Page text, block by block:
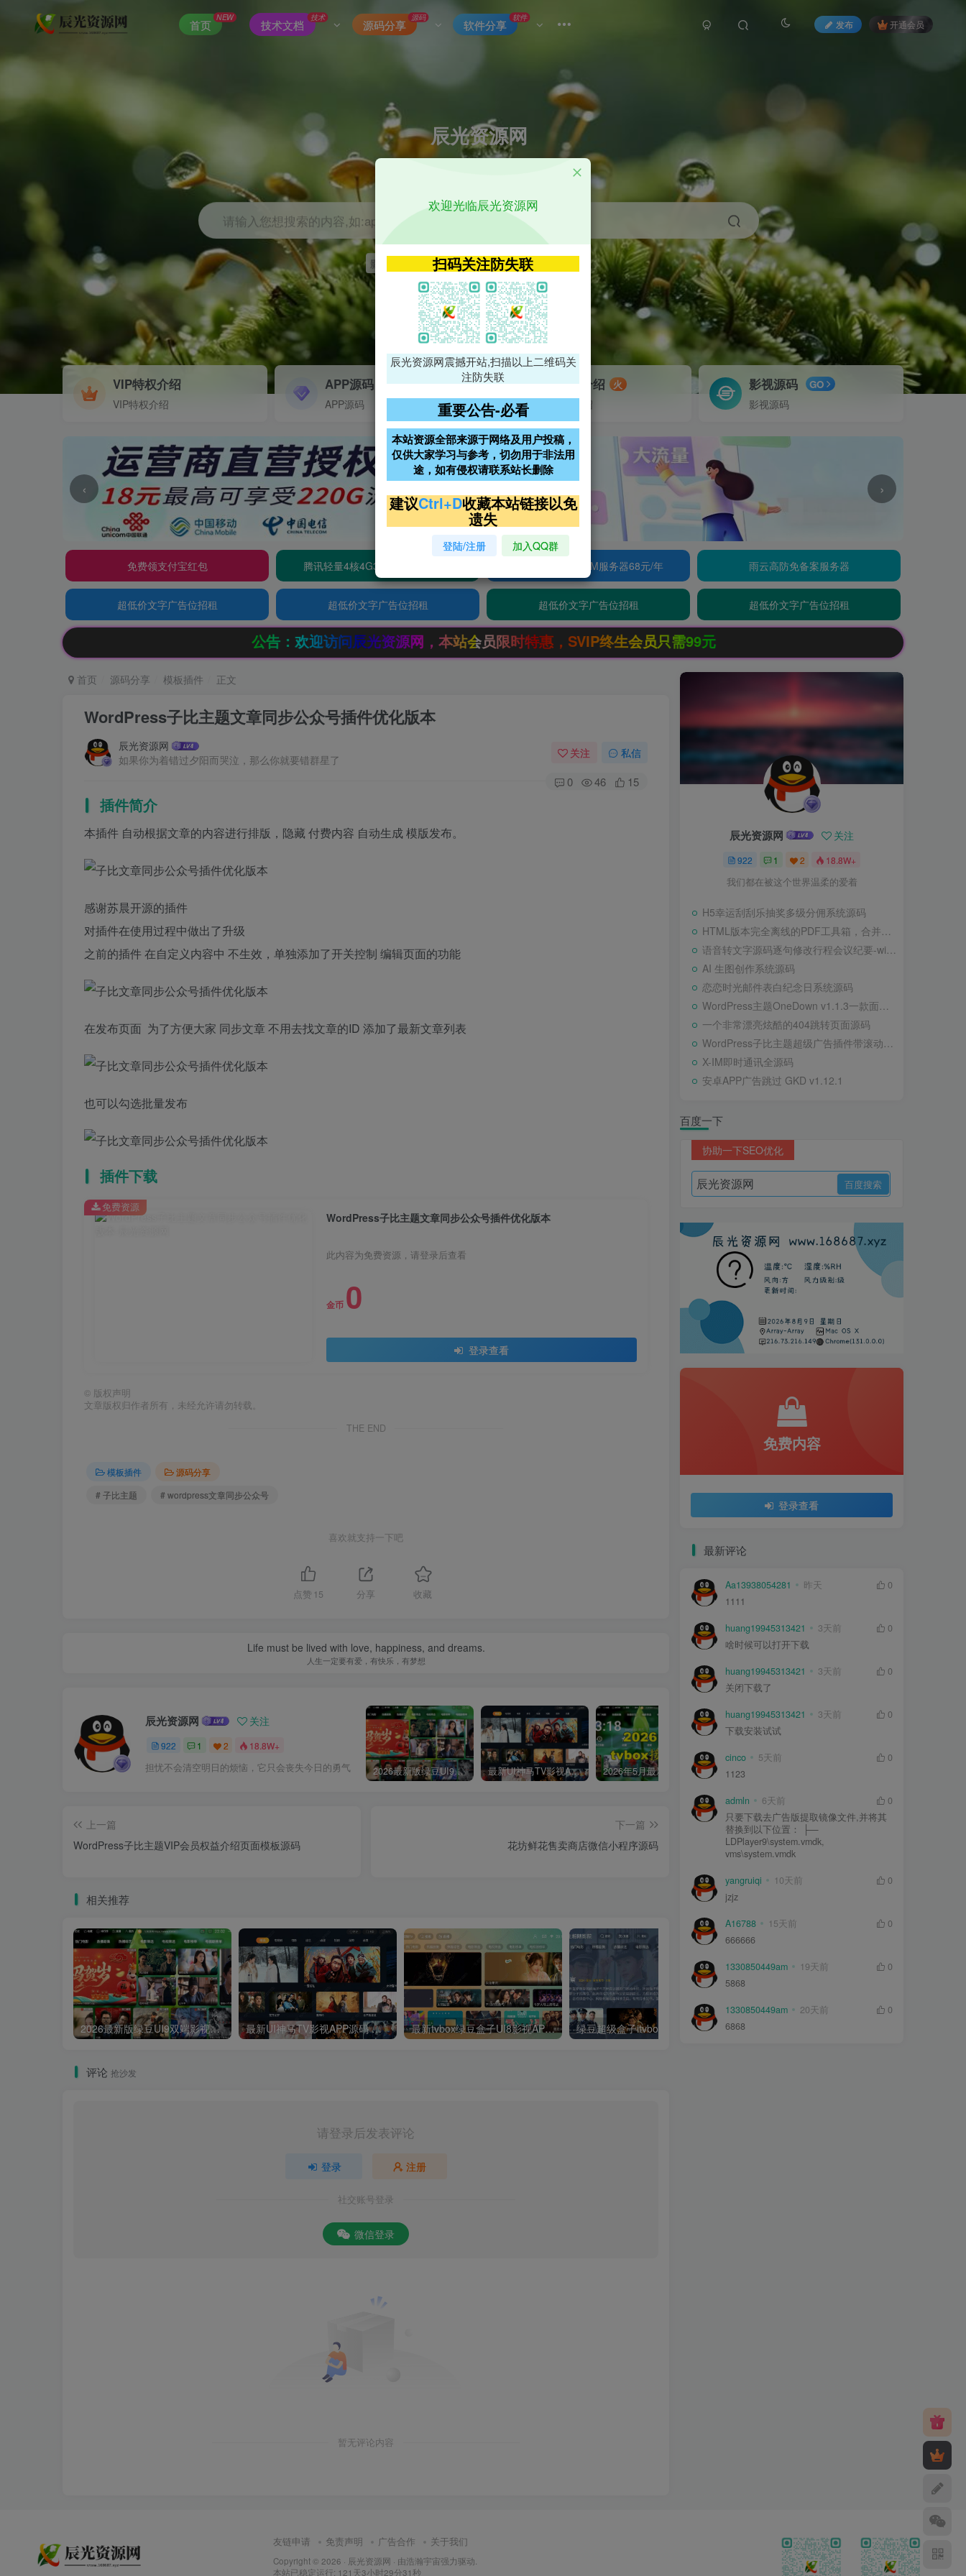
首页
NEW
技术文档
技术
源码分享
源码
软件分享
软件
发布 开通会员
辰光资源网
优质的网络资源分享平台
请输入您想搜索的内容,如:app源码
影视 神马 getapp 原神
VIP特权介绍
VIP特权介绍
APP源码
APP源码
VIP特权介绍 火
VIP特权介绍
影视源码 GO
影视源码
‹ ›
免费领支付宝红包 腾讯轻量4核4G3M服务器38元/年 阿里云2核2G200M服务器68元/年 雨云高防免备案服务器
超低价文字广告位招租 超低价文字广告位招租 超低价文字广告位招租 超低价文字广告位招租
公告：欢迎访问辰光资源网，本站会员限时特惠，SVIP终生会员只需99元
首页 源码分享 模板插件 正文
WordPress子比主题文章同步公众号插件优化版本
辰光资源网
如果你为着错过夕阳而哭泣，那么你就要错群星了
关注 私信
0 46 15
插件简介
本插件 自动根据文章的内容进行排版，隐藏 付费内容 自动生成 模版发布。
感谢苏晨开源的插件
对插件在使用过程中做出了升级
之前的插件 在自定义内容中 不生效，单独添加了开关控制 编辑页面的功能
在发布页面 为了方便大家 同步文章 不用去找文章的ID 添加了最新文章列表
也可以勾选批量发布
插件下载
WordPress子比主题文章同步公众号插件优化版本
此内容为免费资源，请登录后查看
金币 0
登录查看
免费资源
© 版权声明
文章版权归作者所有，未经允许请勿转载。
THE END
模板插件
源码分享
# 子比主题
# wordpress文章同步公众号
喜欢就支持一下吧
点赞 15 分享 收藏
Life must be lived with love, happiness, and dreams.
人生一定要有爱，有快乐，有梦想
辰光资源网 关注
922 1 2 18.8W+
担忧不会清空明日的烦恼，它只会丧失今日的勇气 2026最新版绿豆UI9双端影视APP源码 最新UI神马TV影视APP源码 乐檬影视苹果CMS后台 包含前后端源码 2026年5月最新可用tvbox影视仓接口大全
上一篇
WordPress子比主题VIP会员权益介绍页面模板源码
下一篇
花坊鲜花售卖商店微信小程序源码
相关推荐
2026最新版绿豆UI9双端影视APP源码 最新UI神马TV影视APP源码 乐檬影视苹果CMS后台 包含前后端源码 最新tvbox绿豆盒子UI8影视APP源码新增后台添加直播及加密功能 TV端影视APP反编译源码支持会员系统/代理系统/直播/自带免签收款/批量生成卡密 绿豆超级盒子itvboxfast影视APP双端源码 TV+手机双端 支持值波/后台管理仓库/会员系统/卡密系统/批量生成账号 自动换源 集成免签约支付系统
评论 抢沙发
请登录后发表评论
登录 注册
社交账号登录
微信登录
暂无评论内容
辰光资源网 关注
922 1 2 18.8W+
我们都在被这个世界温柔的爱着
H5幸运刮刮乐抽奖多级分佣系统源码
HTML版本完全离线的PDF工具箱，合并、拆分、旋转、删除、PDF转图片、图片转PDF
语音转文字源码逐句修改行程会议纪要-wisper版本
AI 生图创作系统源码
恋恋时光邮件表白纪念日系统源码
WordPress主题OneDown v1.1.3一款面向个人站长的资源下载、技术教程、内容资讯类站点的 WordPress 主题
一个非常漂亮炫酷的404跳转页面源码
WordPress子比主题超级广告插件带滚动公告
X-IM即时通讯全源码
安卓APP广告跳过 GKD v1.12.1
百度一下
协助一下SEO优化
免费内容
登录查看
最新评论
Aa13938054281 昨天
0
1111
huang19945313421 3天前
0
啥时候可以打开下载
huang19945313421 3天前
0
关闭下载了
huang19945313421 3天前
0
下载安装试试
cinco 5天前
0
1123
admln 6天前
0
只要下载去广告版提取镜像文件,并将其
替换到以下位置： ├—
LDPlayer9\system.vmdk,
vms\system.vmdk
yangruiqi 10天前
0
jzjz
A16788 15天前
0
666666
1330850449am 19天前
0
5868
1330850449am 20天前
0
6868
友链申请 免责声明 广告合作 关于我们
Copyright © 2026 · 辰光资源网 · 由浩瀚宇宙强力驱动.
本站已稳定运行: 121天3小时29分32秒
欢迎光临辰光资源网
扫码关注防失联
辰光资源网震撼开站,扫描以上二维码关
注防失联
重要公告-必看
本站资源全部来源于网络及用户投稿，
仅供大家学习与参考，切勿用于非法用
途，如有侵权请联系站长删除
建议Ctrl+D收藏本站链接以免
遗失
登陆/注册 加入QQ群